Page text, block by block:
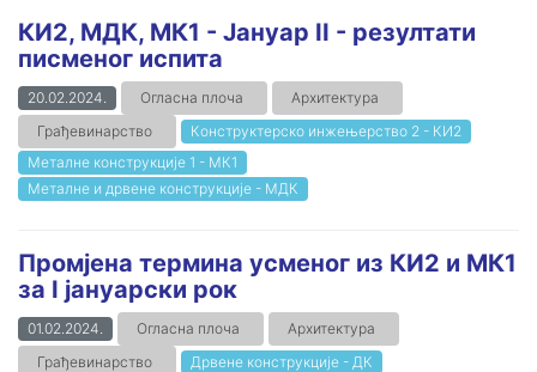
КИ2, МДК, МК1 - Јануар II - резултати
писменог испита
20.02.2024. Огласна плоча
Архитектура
Грађевинарство
Конструктерско инжењерство 2 - КИ2
Металне конструкције 1 - МК1
Металне и дрвене конструкције - МДК
Промјена термина усменог из КИ2 и МК1
за I јануарски рок
01.02.2024. Огласна плоча
Архитектура
Грађевинарство
Дрвене конструкције - ДК